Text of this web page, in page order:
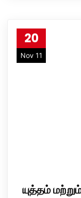
20
Nov 11
யுத்தம்